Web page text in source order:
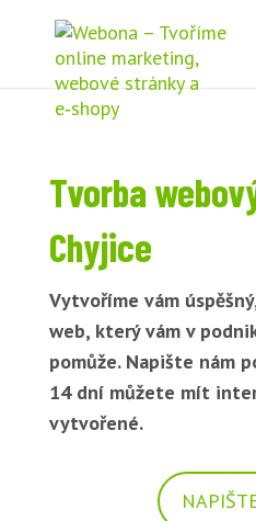
Tvorba
Chyjice
Vytvoříme vám
web, který vám v
pomůže. Napište nám
14 dní můžete mít
vytvořené.